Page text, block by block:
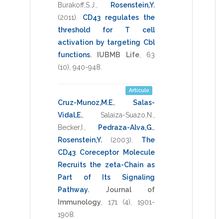
Burakoff,S.J.
Rosenstein,Y.
(2011)
CD43 regulates the
threshold for T cell
activation by targeting Cbl
functions. IUBMB Life, 63
(10), 940-948
Artículo
Cruz-Munoz,M.E.
Salas-
Vidal,E.
Salaiza-Suazo,N.
Becker,I.
Pedraza-Alva,G.
Rosenstein,Y.
(2003)
The
CD43 Coreceptor Molecule
Recruits the zeta-Chain as
Part of Its Signaling
Pathway.
Journal of
Immunology
171 (4),1901-
1908